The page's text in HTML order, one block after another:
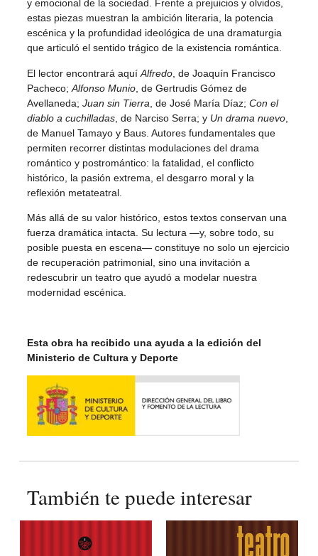
y emocional de la sociedad. Frente a prejuicios y olvidos,
estas piezas muestran la ambición literaria, la potencia
escénica y la profundidad ideológica de una dramaturgia
que articuló el sentido trágico de la existencia romántica.
El lector encontrará aquí Alfredo , de Joaquín Francisco
Pacheco; Alfonso Munio , de Gertrudis Gómez de
Avellaneda; Juan sin Tierra , de José María Díaz; Con el
diablo a cuchilladas , de Narciso Serra; y Un drama nuevo
de Manuel Tamayo y Baus. Autores fundamentales que
permiten recorrer distintas modulaciones del drama
romántico y postromántico: la fatalidad, el conflicto
histórico, la pasión extrema, el desgarro moral y la
reflexión metateatral.
Más allá de su valor histórico, estos textos conservan una
fuerza dramática intacta. Su lectura —y, sobre todo, su
posible puesta en escena— constituye no solo un ejercicio
de recuperación patrimonial, sino una invitación a
redescubrir un teatro que ayudó a modelar nuestra
modernidad escénica.
Esta obra ha recibido una ayuda a la edición del
Ministerio de Cultura y Deporte
También te puede interesar